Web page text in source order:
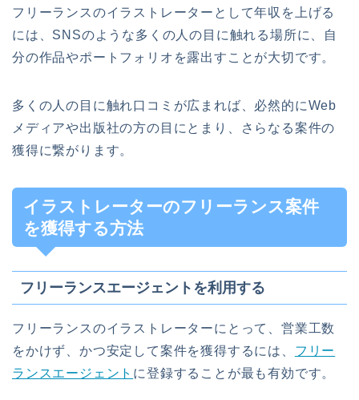
フリーランスのイラストレーターとして年収を上げる
には、SNSのような多くの人の目に触れる場所に、自
分の作品やポートフォリオを露出すことが大切です。
多くの人の目に触れ口コミが広まれば、必然的にWeb
メディアや出版社の方の目にとまり、さらなる案件の
獲得に繋がります。
イラストレーターのフリーランス案件
を獲得する方法
フリーランスエージェントを利用する
フリーランスのイラストレーターにとって、営業工数
をかけず、かつ安定して案件を獲得するには、 フリー
ランスエージェント に登録することが最も有効です。